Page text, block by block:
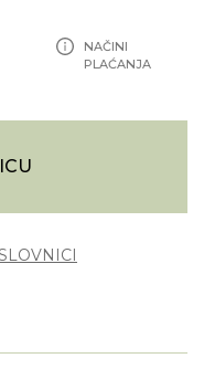
NAČINI
PLAĆANJA